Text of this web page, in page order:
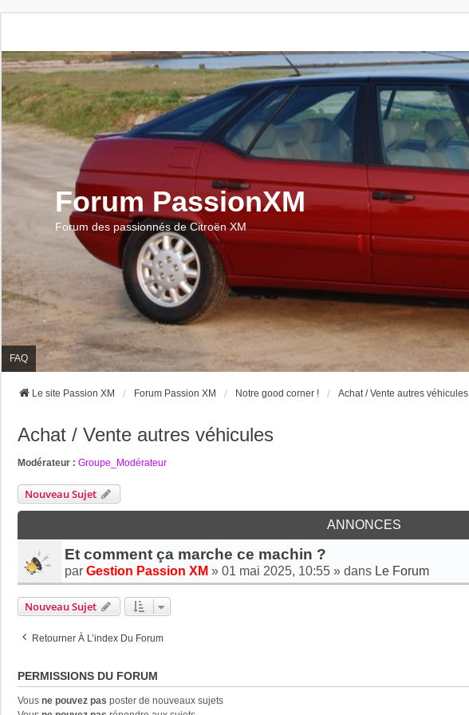
Forum PassionXM
Forum des passionnés de Citroën XM
FAQ
Le site Passion XM Forum Passion XM Notre good corner ! Achat / Vente autres véhicules
Achat / Vente autres véhicules
Modérateur : Groupe_Modérateur
Nouveau Sujet
ANNONCES
Et comment ça marche ce machin ?
par Gestion Passion XM » 01 mai 2025, 10:55 » dans Le Forum
Nouveau Sujet
Retourner À L’index Du Forum
PERMISSIONS DU FORUM
Vous ne pouvez pas poster de nouveaux sujets